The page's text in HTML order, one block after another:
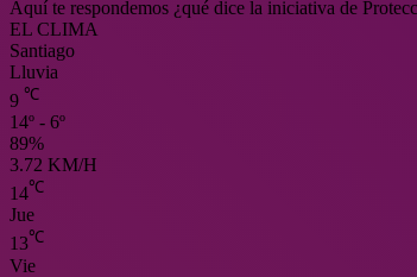
Aquí te respondemos ¿qué dice la iniciativa de
EL CLIMA
Santiago
Lluvia
9 ℃
14º - 6º
89%
3.72 KM/H
14℃
Jue
13℃
Vie